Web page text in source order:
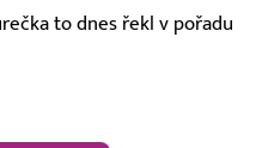
to dnes řekl v pořadu